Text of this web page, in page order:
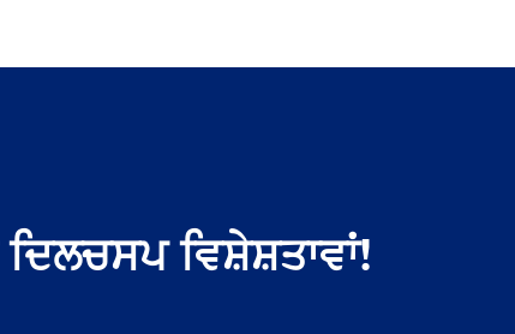
ਵਿਸ਼ੇਸ਼ਤਾਵਾਂ!